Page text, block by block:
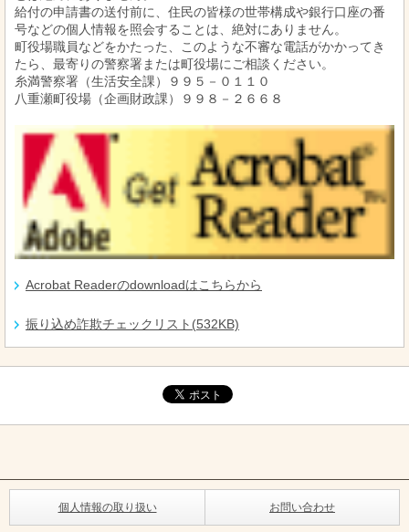
給付の申請書の送付前に、住民の皆様の世帯構成や銀行口座の番
号などの個人情報を照会することは、絶対にありません。
町役場職員などをかたった、このような不審な電話がかかってき
たら、最寄りの警察署または町役場にご相談ください。
糸満警察署（生活安全課）９９５－０１１０
八重瀬町役場（企画財政課）９９８－２６６８
Acrobat Readerのdownloadはこちらから
振り込め詐欺チェックリスト(532KB)
個人情報の取り扱い お問い合わせ